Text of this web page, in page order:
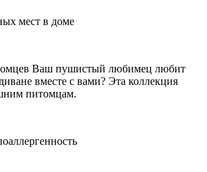
мест в доме
Ваш пушистый любимец любит
вместе с вами? Эта коллекция
питомцам.